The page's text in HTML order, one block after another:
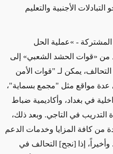
الأجنبية والتعليم
-
»عملية الحل
من «قوات الحشد الشعبي» إلى
يمكن لـ "قوات الأمن
عدة مواقع مثل "مجمع بسماية"،
في بغداد، وأكاديمية ضباط
في التاجي. وبعد ذلك،
من كافة المزايا وخدمات الدعم
وأخيراً، إذا [نجح] التحالف في